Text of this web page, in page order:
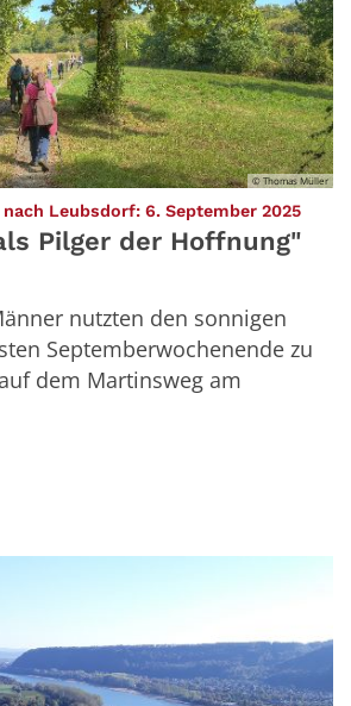
© Thomas Müller
Leubsdorf: 6. September 2025:
Pilger der Hoffnung"
nutzten den sonnigen
Septemberwochenende zu
dem Martinsweg am